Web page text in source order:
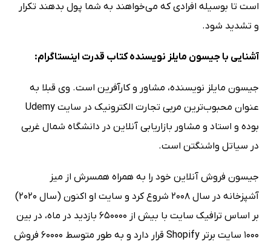
است تا بوسیله افرادی که می‌خواهند به شما پول بدهند تکرار
و تشدید شود.
آشنایی با جیسون مایلز نویسنده کتاب قدرت اینستاگرام:
جیسون مایلز نویسنده، مشاور و کارآفرین است. وی قبلا به
عنوان محبوب‌ترین مربی تجارت الکترونیک در سایت Udemy
بوده و استاد و مشاور بازاریابی آنلاین در دانشگاه شمال غربی
در سیاتل واشنگتن است.
جیسون فروش آنلاین خود را به همراه همسرش از میز
آشپزخانه در سال 2008 شروع کرد و سایت او اکنون (سال 2020)
بر اساس ترافیک سایت با بیش از 650000 بازدید در ماه، در بین
1000 سایت برتر Shopify قرار دارد و به طور متوسط ​​60000 فروش